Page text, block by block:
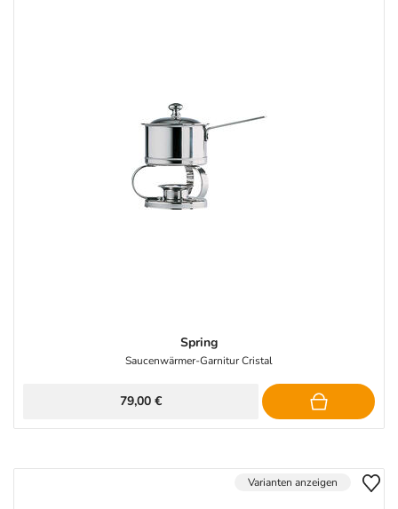
Spring
Saucenwärmer-Garnitur Cristal
79,00 €
Varianten anzeigen